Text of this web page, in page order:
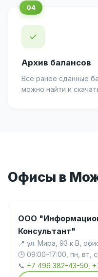
✓
Архив балансов
Все ранее сданные
можно найти и
Офисы в
ООО
Консультант"
📍 ул. Мира, 93 к В,
🕒 09:00-17:00, пн, вт,
📞 +7 496 382-43-50,